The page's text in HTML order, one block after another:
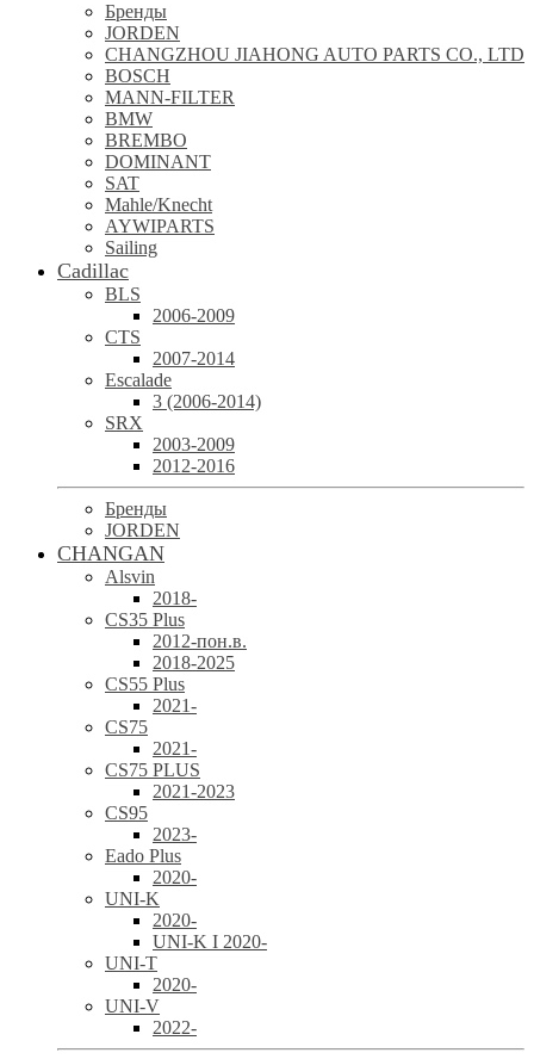
Бренды
JORDEN
CHANGZHOU JIAHONG AUTO PARTS CO., LTD
BOSCH
MANN-FILTER
BMW
BREMBO
DOMINANT
SAT
Mahle/Knecht
AYWIPARTS
Sailing
Cadillac
BLS
2006-2009
CTS
2007-2014
Escalade
3 (2006-2014)
SRX
2003-2009
2012-2016
Бренды
JORDEN
CHANGAN
Alsvin
2018-
CS35 Plus
2012-пон.в.
2018-2025
CS55 Plus
2021-
CS75
2021-
CS75 PLUS
2021-2023
CS95
2023-
Eado Plus
2020-
UNI-K
2020-
UNI-K I 2020-
UNI-T
2020-
UNI-V
2022-